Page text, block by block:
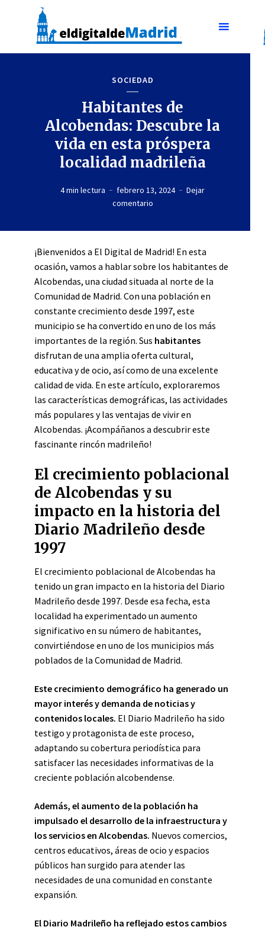
SOCIEDAD
Habitantes de
Alcobendas: Descubre la
vida en esta próspera
localidad madrileña
4 min lectura febrero 13, 2024
Dejar
comentario
¡Bienvenidos a El Digital de Madrid! En esta
ocasión, vamos a hablar sobre los habitantes de
Alcobendas, una ciudad situada al norte de la
Comunidad de Madrid. Con una población en
constante crecimiento desde 1997, este
municipio se ha convertido en uno de los más
importantes de la región. Sus habitantes
disfrutan de una amplia oferta cultural,
educativa y de ocio, así como de una excelente
calidad de vida. En este artículo, exploraremos
las características demográficas, las actividades
más populares y las ventajas de vivir en
Alcobendas. ¡Acompáñanos a descubrir este
fascinante rincón madrileño!
El crecimiento poblacional
de Alcobendas y su
impacto en la historia del
Diario Madrileño desde
1997
El crecimiento poblacional de Alcobendas ha
tenido un gran impacto en la historia del Diario
Madrileño desde 1997. Desde esa fecha, esta
localidad ha experimentado un aumento
significativo en su número de habitantes,
convirtiéndose en uno de los municipios más
poblados de la Comunidad de Madrid.
Este crecimiento demográfico ha generado un
mayor interés y demanda de noticias y
contenidos locales. El Diario Madrileño ha sido
testigo y protagonista de este proceso,
adaptando su cobertura periodística para
satisfacer las necesidades informativas de la
creciente población alcobendense.
Además, el aumento de la población ha
impulsado el desarrollo de la infraestructura y
los servicios en Alcobendas. Nuevos comercios,
centros educativos, áreas de ocio y espacios
públicos han surgido para atender las
necesidades de una comunidad en constante
expansión.
El Diario Madrileño ha reflejado estos cambios